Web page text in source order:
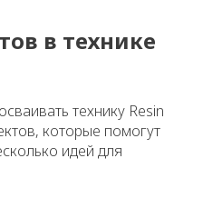
в технике
технику Resin
которые помогут
идей для